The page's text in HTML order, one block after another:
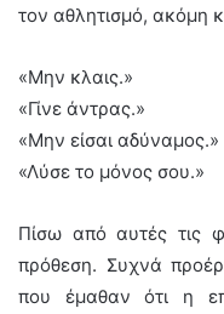
τον αθλητισμό, ακόμη
«Μην κλαις.»
«Γίνε άντρας.»
«Μην είσαι αδύναμος.»
«Λύσε το μόνος σου.»
Πίσω από αυτές τις
πρόθεση. Συχνά
που έμαθαν ότι η